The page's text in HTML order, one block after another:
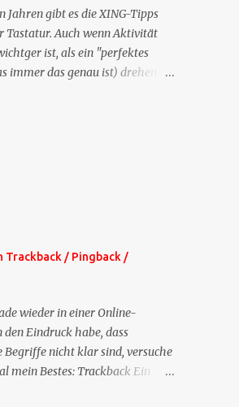
Jahren gibt es die XING-Tipps
Tastatur. Auch wenn Aktivität
ist, als ein "perfektes
immer das genau ist) drehen
Fragen zu XING als eigene
dieser Art sehen Sie
XING-Seite oder hier oben rechts
Profilfragen werde ich
aus der normalen XING-Tipp-
da ich sie so nur an einer
muss.
Trackback / Pingback /
wieder in einer Online-
den Eindruck habe, dass
Begriffe nicht klar sind, versuche
mein Bestes: Trackback Ein